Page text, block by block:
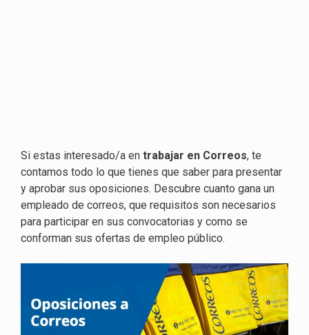
Si estas interesado/a en trabajar en Correos, te
contamos todo lo que tienes que saber para presentar
y aprobar sus oposiciones. Descubre cuanto gana un
empleado de correos, que requisitos son necesarios
para participar en sus convocatorias y como se
conforman sus ofertas de empleo público.